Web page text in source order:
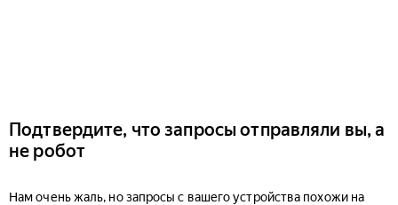
Подтвердите, что запросы отправляли вы, а
не робот
Нам очень жаль, но запросы с вашего устройства похожи на